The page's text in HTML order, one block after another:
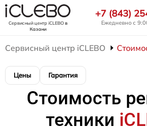
Сервисный центр iCLEBOв
Казани
+7 (843)
Ежедневно с
Сервисный центр iCLEBO
Цены Гарантия
Стоимость
техники